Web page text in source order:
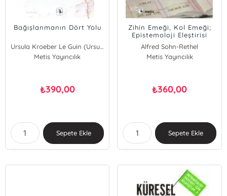
Bağışlanmanın Dört Yolu
Ursula Kroeber Le Guin (Ursula K. LeGuin)
Metis Yayıncılık
₺390,00
Sepete Ekle
Zihin Emeği, Kol Emeği;
Epistemoloji Eleştirisi
Alfred Sohn-Rethel
Metis Yayıncılık
₺360,00
Sepete Ekle